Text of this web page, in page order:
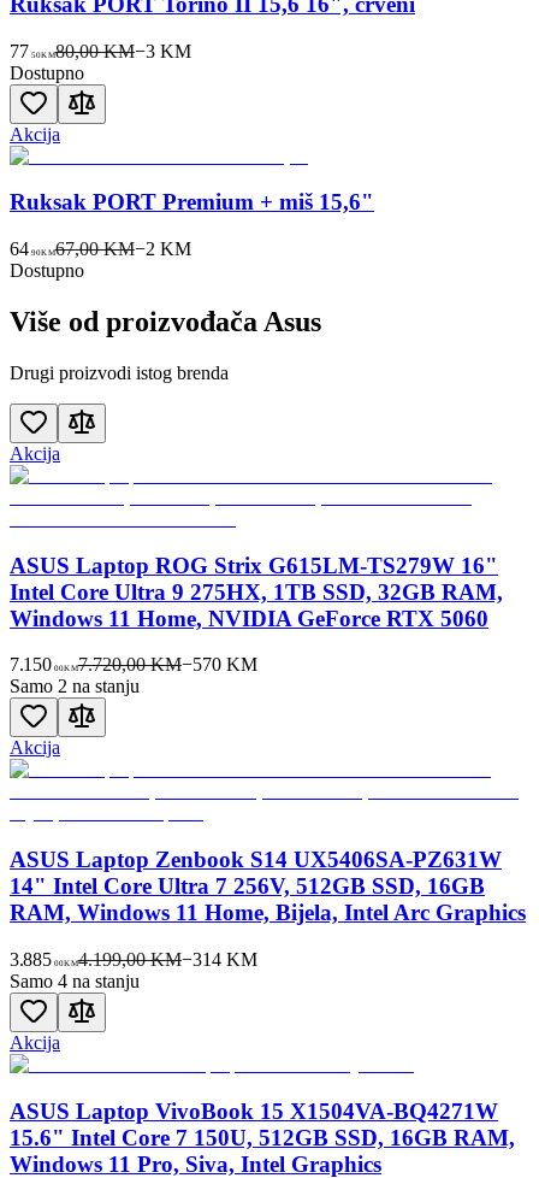
77 50KM80,00 KM−3KM
Dostupno
Akcija
Ruksak PORT Premium + miš 15,6"
64 90KM67,00 KM−2 KM
Dostupno
Više od proizvođača Asus
Drugi proizvodi istog brenda
Akcija
ASUS Laptop ROG Strix G615LM-TS279W 16"
Intel Core Ultra 9 275HX, 1TB SSD, 32GB RAM,
Windows 11 Home, NVIDIA GeForce RTX 5060
7.150 00KM7.720,00 KM−570KM
Samo 2 na stanju
Akcija
ASUS Laptop Zenbook S14 UX5406SA-PZ631W
14" Intel Core Ultra 7 256V, 512GB SSD, 16GB
RAM, Windows 11 Home, Bijela, Intel Arc Graphics
3.885 00KM4.199,00 KM−314KM
Samo 4 na stanju
Akcija
ASUS Laptop VivoBook 15 X1504VA-BQ4271W
15.6" Intel Core 7 150U, 512GB SSD, 16GB RAM,
Windows 11 Pro, Siva, Intel Graphics